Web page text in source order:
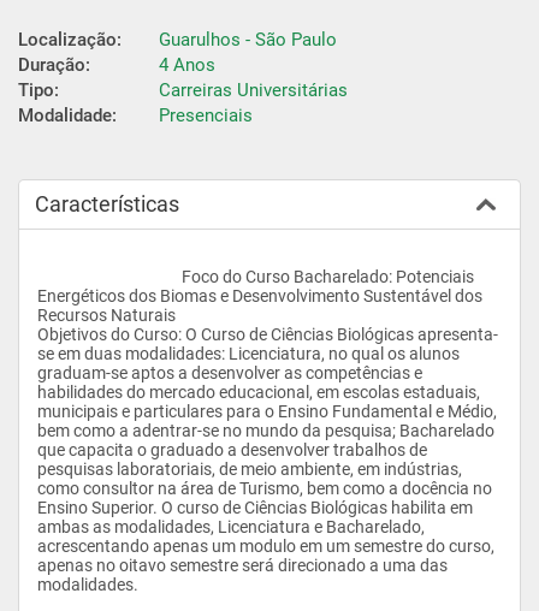
Localização:
Guarulhos - São Paulo
Duração:
4 Anos
Tipo:
Carreiras Universitárias
Modalidade:
Presenciais
Características
Energéticos dos Biomas e Desenvolvimento Sustentável dos
Recursos Naturais
Objetivos do Curso: O Curso de Ciências Biológicas apresenta-
se em duas modalidades: Licenciatura, no qual os alunos
graduam-se aptos a desenvolver as competências e
habilidades do mercado educacional, em escolas estaduais,
municipais e particulares para o Ensino Fundamental e Médio,
bem como a adentrar-se no mundo da pesquisa; Bacharelado
que capacita o graduado a desenvolver trabalhos de
pesquisas laboratoriais, de meio ambiente, em indústrias,
como consultor na área de Turismo, bem como a docência no
Ensino Superior. O curso de Ciências Biológicas habilita em
ambas as modalidades, Licenciatura e Bacharelado,
acrescentando apenas um modulo em um semestre do curso,
apenas no oitavo semestre será direcionado a uma das
modalidades.